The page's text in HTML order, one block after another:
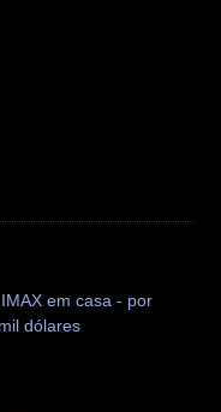
em casa - por
dólares